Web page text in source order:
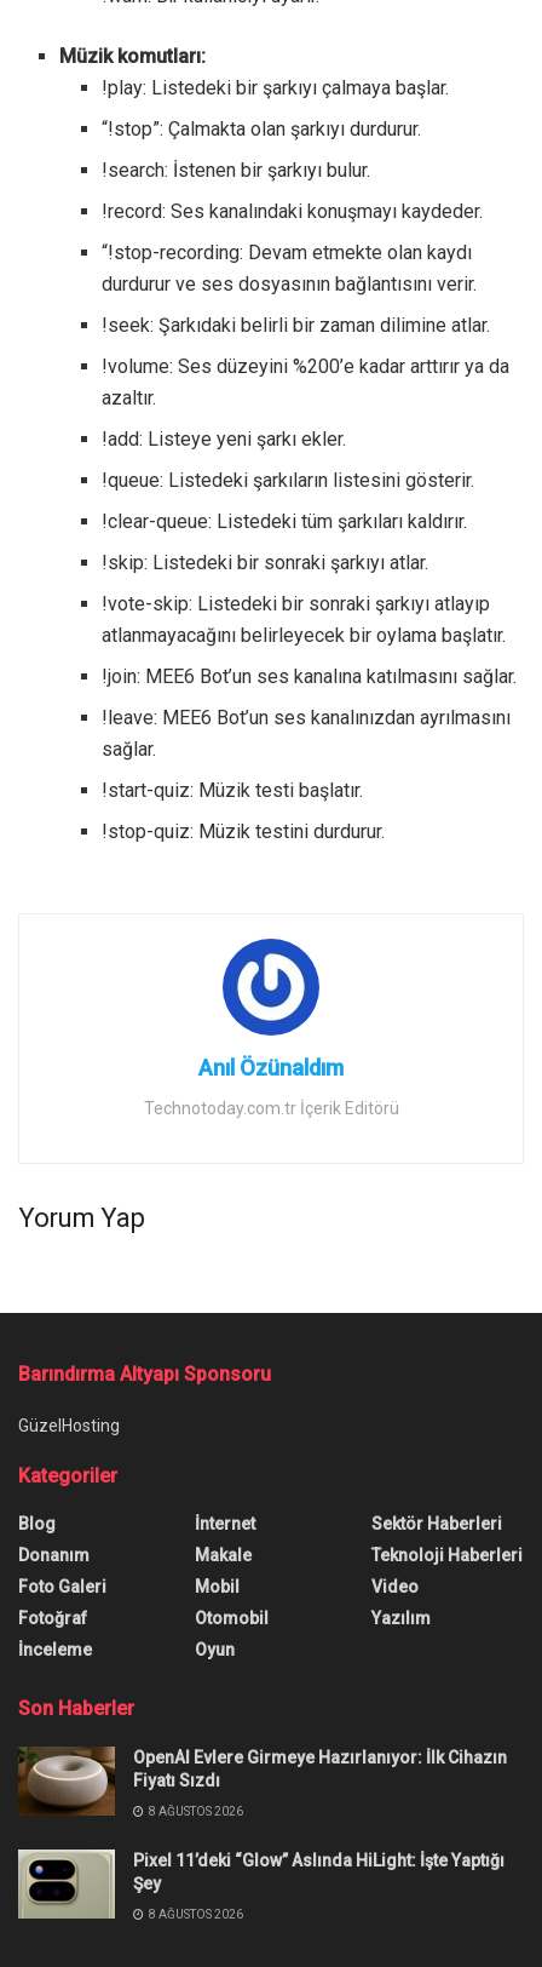
Müzik komutları:
!play: Listedeki bir şarkıyı çalmaya başlar.
“!stop”: Çalmakta olan şarkıyı durdurur.
!search: İstenen bir şarkıyı bulur.
!record: Ses kanalındaki konuşmayı kaydeder.
“!stop-recording: Devam etmekte olan kaydı
durdurur ve ses dosyasının bağlantısını verir.
!seek: Şarkıdaki belirli bir zaman dilimine atlar.
!volume: Ses düzeyini %200’e kadar arttırır ya da
azaltır.
!add: Listeye yeni şarkı ekler.
!queue: Listedeki şarkıların listesini gösterir.
!clear-queue: Listedeki tüm şarkıları kaldırır.
!skip: Listedeki bir sonraki şarkıyı atlar.
!vote-skip: Listedeki bir sonraki şarkıyı atlayıp
atlanmayacağını belirleyecek bir oylama başlatır.
!join: MEE6 Bot’un ses kanalına katılmasını sağlar.
!leave: MEE6 Bot’un ses kanalınızdan ayrılmasını
sağlar.
!start-quiz: Müzik testi başlatır.
!stop-quiz: Müzik testini durdurur.
Anıl Özünaldım
Technotoday.com.tr İçerik Editörü
Yorum Yap
Barındırma Altyapı Sponsoru
GüzelHosting
Kategoriler
Blog
Donanım
Foto Galeri
Fotoğraf
İnceleme
İnternet
Makale
Mobil
Otomobil
Oyun
Sektör Haberleri
Teknoloji Haberleri
Video
Yazılım
Son Haberler
OpenAI Evlere Girmeye Hazırlanıyor: İlk Cihazın
Fiyatı Sızdı
8 AĞUSTOS 2026
Pixel 11’deki “Glow” Aslında HiLight: İşte Yaptığı
Şey
8 AĞUSTOS 2026